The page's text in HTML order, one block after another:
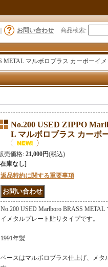
お問い合わせ 商品検索:
METAL マルボロブラス カーボーイメ
No.200 USED ZIPPO
L マルボロブラス カーボ
売価格: 21,000円(税込)
庫なし]
返品特約に関する重要事項
No.200 USED Marlboro BRASS
イメタルプレート貼りタイプです。
1991年製
ベースはマルボロブラス仕上げ、メタ